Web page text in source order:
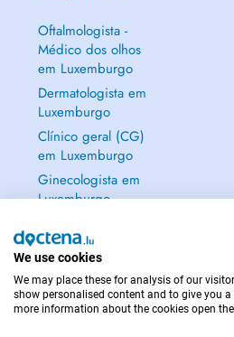
Oftalmologista -
Médico dos olhos
em Luxemburgo
Dermatologista em
Luxemburgo
Clínico geral (CG)
em Luxemburgo
Ginecologista em
Luxemburgo
EM CASO DE EMERGÊNCIA,
We use cookies
We may place these for analysis of our
show personalised content and to give you a
more information about the cookies open